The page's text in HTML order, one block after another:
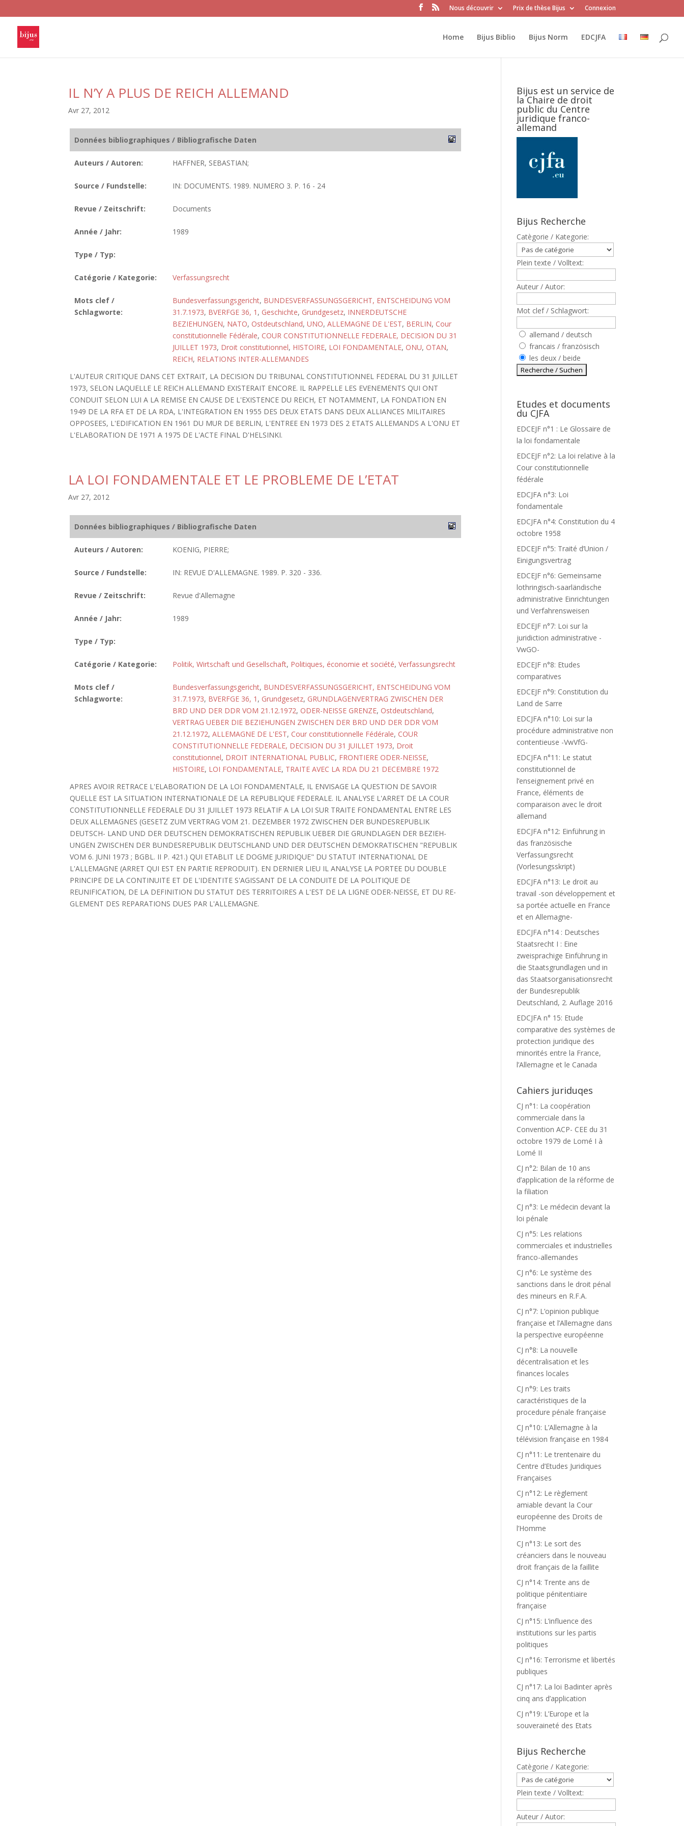
Nous découvrir Prix de thèse Bijus Connexion
Home Bijus Biblio Bijus Norm EDCJFA
IL N’Y A PLUS DE REICH ALLEMAND
Avr 27, 2012
Données bibliographiques / Bibliografische Daten
Auteurs / Autoren: HAFFNER, SEBASTIAN;
Source / Fundstelle: IN: DOCUMENTS. 1989. NUMERO 3. P. 16 - 24
Revue / Zeitschrift: Documents
Année / Jahr: 1989
Type / Typ:
Catégorie / Kategorie: Verfassungsrecht
Mots clef /
Schlagworte:
Bundesverfassungsgericht, BUNDESVERFASSUNGSGERICHT, ENTSCHEIDUNG VOM
31.7.1973, BVERFGE 36, 1 , Geschichte, Grundgesetz, INNERDEUTSCHE
BEZIEHUNGEN, NATO, Ostdeutschland, UNO, ALLEMAGNE DE L'EST, BERLIN, Cour
constitutionnelle Fédérale, COUR CONSTITUTIONNELLE FEDERALE, DECISION DU 31
JUILLET 1973, Droit constitutionnel, HISTOIRE, LOI FONDAMENTALE, ONU, OTAN,
REICH, RELATIONS INTER-ALLEMANDES
L'AUTEUR CRITIQUE DANS CET EXTRAIT, LA DECISION DU TRIBUNAL CONSTITUTIONNEL FEDERAL DU 31 JUILLET
1973, SELON LAQUELLE LE REICH ALLEMAND EXISTERAIT ENCORE. IL RAPPELLE LES EVENEMENTS QUI ONT
CONDUIT SELON LUI A LA REMISE EN CAUSE DE L'EXISTENCE DU REICH, ET NOTAMMENT, LA FONDATION EN
1949 DE LA RFA ET DE LA RDA, L'INTEGRATION EN 1955 DES DEUX ETATS DANS DEUX ALLIANCES MILITAIRES
OPPOSEES, L'EDIFICATION EN 1961 DU MUR DE BERLIN, L'ENTREE EN 1973 DES 2 ETATS ALLEMANDS A L'ONU ET
L'ELABORATION DE 1971 A 1975 DE L'ACTE FINAL D'HELSINKI.
LA LOI FONDAMENTALE ET LE PROBLEME DE L’ETAT
Avr 27, 2012
Données bibliographiques / Bibliografische Daten
Auteurs / Autoren: KOENIG, PIERRE;
Source / Fundstelle: IN: REVUE D'ALLEMAGNE. 1989. P. 320 - 336.
Revue / Zeitschrift: Revue d'Allemagne
Année / Jahr: 1989
Type / Typ:
Catégorie / Kategorie: Politik, Wirtschaft und Gesellschaft, Politiques, économie et société, Verfassungsrecht
Mots clef /
Schlagworte:
Bundesverfassungsgericht, BUNDESVERFASSUNGSGERICHT, ENTSCHEIDUNG VOM
31.7.1973, BVERFGE 36, 1 , Grundgesetz, GRUNDLAGENVERTRAG ZWISCHEN DER
BRD UND DER DDR VOM 21.12.1972, ODER-NEISSE GRENZE, Ostdeutschland,
VERTRAG UEBER DIE BEZIEHUNGEN ZWISCHEN DER BRD UND DER DDR VOM
21.12.1972, ALLEMAGNE DE L'EST, Cour constitutionnelle Fédérale, COUR
CONSTITUTIONNELLE FEDERALE, DECISION DU 31 JUILLET 1973, Droit
constitutionnel, DROIT INTERNATIONAL PUBLIC, FRONTIERE ODER-NEISSE,
HISTOIRE, LOI FONDAMENTALE, TRAITE AVEC LA RDA DU 21 DECEMBRE 1972
APRES AVOIR RETRACE L'ELABORATION DE LA LOI FONDAMENTALE, IL ENVISAGE LA QUESTION DE SAVOIR
QUELLE EST LA SITUATION INTERNATIONALE DE LA REPUBLIQUE FEDERALE. IL ANALYSE L'ARRET DE LA COUR
CONSTITUTIONNELLE FEDERALE DU 31 JUILLET 1973 RELATIF A LA LOI SUR TRAITE FONDAMENTAL ENTRE LES
DEUX ALLEMAGNES (GESETZ ZUM VERTRAG VOM 21. DEZEMBER 1972 ZWISCHEN DER BUNDESREPUBLIK
DEUTSCH- LAND UND DER DEUTSCHEN DEMOKRATISCHEN REPUBLIK UEBER DIE GRUNDLAGEN DER BEZIEH-
UNGEN ZWISCHEN DER BUNDESREPUBLIK DEUTSCHLAND UND DER DEUTSCHEN DEMOKRATISCHEN "REPUBLIK
VOM 6. JUNI 1973 ; BGBL. II P. 421.) QUI ETABLIT LE DOGME JURIDIQUE" DU STATUT INTERNATIONAL DE
L'ALLEMAGNE (ARRET QUI EST EN PARTIE REPRODUIT). EN DERNIER LIEU IL ANALYSE LA PORTEE DU DOUBLE
PRINCIPE DE LA CONTINUITE ET DE L'IDENTITE S'AGISSANT DE LA CONDUITE DE LA POLITIQUE DE
REUNIFICATION, DE LA DEFINITION DU STATUT DES TERRITOIRES A L'EST DE LA LIGNE ODER-NEISSE, ET DU RE-
GLEMENT DES REPARATIONS DUES PAR L'ALLEMAGNE.
Bijus est un service de
la Chaire de droit
public du Centre
juridique franco-
allemand
Bijus Recherche
Catègorie / Kategorie:
Plein texte / Volltext:
Auteur / Autor:
Mot clef / Schlagwort:
allemand / deutsch
francais / französisch
les deux / beide
Etudes et documents
du CJFA
EDCEJF n°1 : Le Glossaire de
la loi fondamentale
EDCEJF n°2: La loi relative à la
Cour constitutionnelle
fédérale
EDCJFA n°3: Loi
fondamentale
EDCJFA n°4: Constitution du 4
octobre 1958
EDCEJF n°5: Traité d’Union /
Einigungsvertrag
EDCEJF n°6: Gemeinsame
lothringisch-saarländische
administrative Einrichtungen
und Verfahrensweisen
EDCEJF n°7: Loi sur la
juridiction administrative -
VwGO-
EDCEJF n°8: Etudes
comparatives
EDCEJF n°9: Constitution du
Land de Sarre
EDCJFA n°10: Loi sur la
procédure administrative non
contentieuse -VwVfG-
EDCJFA n°11: Le statut
constitutionnel de
l’enseignement privé en
France, éléments de
comparaison avec le droit
allemand
EDCJFA n°12: Einführung in
das französische
Verfassungsrecht
(Vorlesungsskript)
EDCJFA n°13: Le droit au
travail -son développement et
sa portée actuelle en France
et en Allemagne-
EDCJFA n°14 : Deutsches
Staatsrecht I : Eine
zweisprachige Einführung in
die Staatsgrundlagen und in
das Staatsorganisationsrecht
der Bundesrepublik
Deutschland, 2. Auflage 2016
EDCJFA n° 15: Etude
comparative des systèmes de
protection juridique des
minorités entre la France,
l’Allemagne et le Canada
Cahiers juriduqes
CJ n°1: La coopération
commerciale dans la
Convention ACP- CEE du 31
octobre 1979 de Lomé I à
Lomé II
CJ n°2: Bilan de 10 ans
d’application de la réforme de
la filiation
CJ n°3: Le médecin devant la
loi pénale
CJ n°5: Les relations
commerciales et industrielles
franco-allemandes
CJ n°6: Le système des
sanctions dans le droit pénal
des mineurs en R.F.A.
CJ n°7: L’opinion publique
française et l’Allemagne dans
la perspective européenne
CJ n°8: La nouvelle
décentralisation et les
finances locales
CJ n°9: Les traits
caractéristiques de la
procedure pénale française
CJ n°10: L’Allemagne à la
télévision française en 1984
CJ n°11: Le trentenaire du
Centre d’Etudes Juridiques
Françaises
CJ n°12: Le règlement
amiable devant la Cour
européenne des Droits de
l’Homme
CJ n°13: Le sort des
créanciers dans le nouveau
droit français de la faillite
CJ n°14: Trente ans de
politique pénitentiaire
française
CJ n°15: L’influence des
institutions sur les partis
politiques
CJ n°16: Terrorisme et libertés
publiques
CJ n°17: La loi Badinter après
cinq ans d’application
CJ n°19: L’Europe et la
souveraineté des Etats
Bijus Recherche
Catègorie / Kategorie:
Plein texte / Volltext:
Auteur / Autor: